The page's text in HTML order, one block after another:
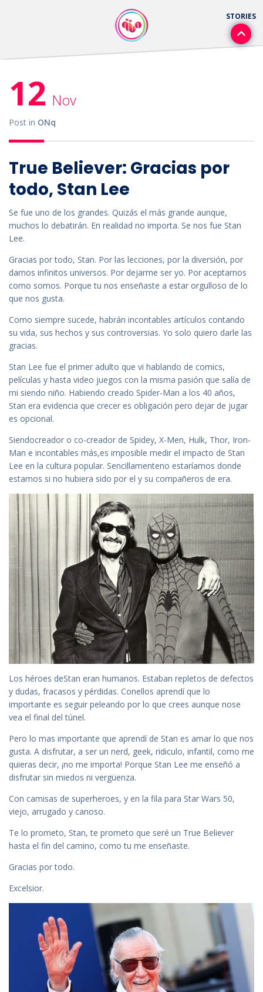
12 Nov
Post in ONq
True Believer: Gracias por
todo, Stan Lee
Se fue uno de los grandes. Quizás el más grande aunque,
muchos lo debatirán. En realidad no importa. Se nos fue Stan
Lee.
Gracias por todo, Stan. Por las lecciones, por la diversión, por
darnos infinitos universos. Por dejarme ser yo. Por aceptarnos
como somos. Porque tu nos enseñaste a estar orgulloso de lo
que nos gusta.
Como siempre sucede, habrán incontables artículos contando
su vida, sus hechos y sus controversias. Yo solo quiero darle las
gracias.
Stan Lee fue el primer adulto que vi hablando de comics,
películas y hasta video juegos con la misma pasión que salía de
mi siendo niño. Habiendo creado Spider-Man a los 40 años,
Stan era evidencia que crecer es obligación pero dejar de jugar
es opcional.
Siendocreador o co-creador de Spidey, X-Men, Hulk, Thor, Iron-
Man e incontables más,es imposible medir el impacto de Stan
Lee en la cultura popular. Sencillamenteno estaríamos donde
estamos si no hubiera sido por el y su compañeros de era.
Los héroes deStan eran humanos. Estaban repletos de defectos
y dudas, fracasos y pérdidas. Conellos aprendí que lo
importante es seguir peleando por lo que crees aunque nose
vea el final del túnel.
Pero lo mas importante que aprendí de Stan es amar lo que nos
gusta. A disfrutar, a ser un nerd, geek, ridiculo, infantil, como me
quieras decir, ¡no me importa! Porque Stan Lee me enseñó a
disfrutar sin miedos ni vergüenza.
Con camisas de superheroes, y en la fila para Star Wars 50,
viejo, arrugado y canoso.
Te lo prometo, Stan, te prometo que seré un True Believer
hasta el fin del camino, como tu me enseñaste.
Gracias por todo.
Excelsior.